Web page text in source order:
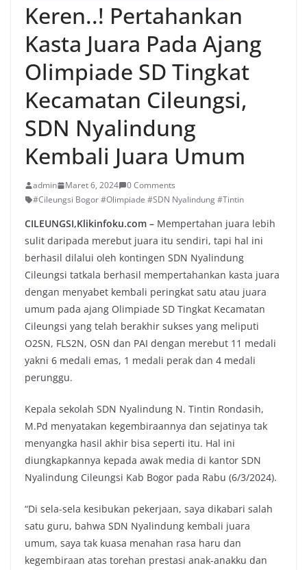
Keren..! Pertahankan
Kasta Juara Pada Ajang
Olimpiade SD Tingkat
Kecamatan Cileungsi,
SDN Nyalindung
Kembali Juara Umum
admin Maret 6, 2024
0 Comments
#Cileungsi Bogor #Olimpiade #SDN Nyalindung #Tintin
CILEUNGSI,Klikinfoku.com – Mempertahan juara lebih
sulit daripada merebut juara itu sendiri, tapi hal ini
berhasil dilalui oleh kontingen SDN Nyalindung
Cileungsi tatkala berhasil mempertahankan kasta juara
dengan menyabet kembali peringkat satu atau juara
umum pada ajang Olimpiade SD Tingkat Kecamatan
Cileungsi yang telah berakhir sukses yang meliputi
O2SN, FLS2N, OSN dan PAI dengan merebut 11 medali
yakni 6 medali emas, 1 medali perak dan 4 medali
perunggu.
Kepala sekolah SDN Nyalindung N. Tintin Rondasih,
M.Pd menyatakan kegembiraannya dan sejatinya tak
menyangka hasil akhir bisa seperti itu. Hal ini
diungkapkannya kepada awak media di kantor SDN
Nyalindung Cileungsi Kab Bogor pada Rabu (6/3/2024).
“Di sela-sela kesibukan pekerjaan, saya dikabari salah
satu guru, bahwa SDN Nyalindung kembali juara
umum, saya tak kuasa menahan rasa haru dan
kegembiraan atas torehan prestasi anak-anakku dan